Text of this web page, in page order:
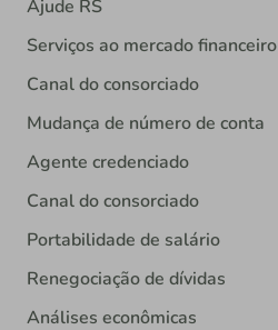
Ajude RS
Serviços ao mercado financeiro
Canal do consorciado
Mudança de número de conta
Agente credenciado
Canal do consorciado
Portabilidade de salário
Renegociação de dívidas
Análises econômicas